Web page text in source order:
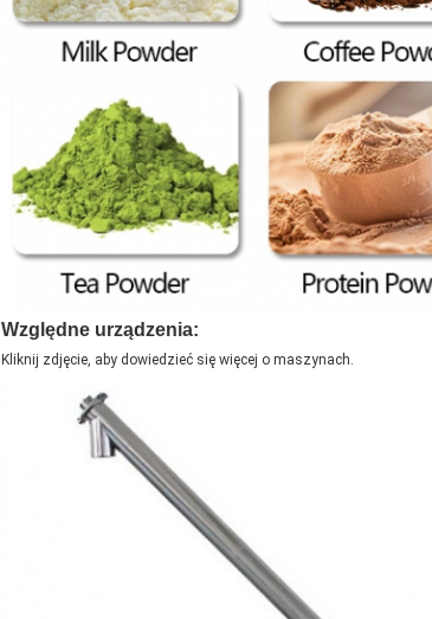
Względne urządzenia:
Kliknij zdjęcie, aby dowiedzieć się więcej o maszynach.